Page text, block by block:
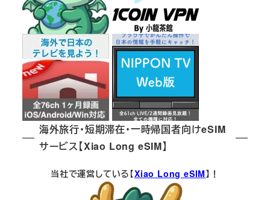
海外旅行・短期滞在・一時帰国者向けeSIM
サービス【Xiao Long eSIM】
当社で運営している【Xiao Long eSIM】！